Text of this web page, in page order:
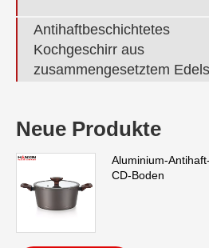
Antihaftbeschichtetes
Kochgeschirr aus
zusammengesetztem
Neue Produkte
Aluminium-
CD-Boden